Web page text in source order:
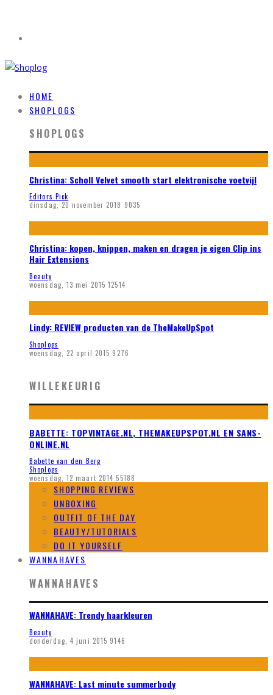
HOME
SHOPLOGS
SHOPLOGS
Christina: Scholl Velvet smooth start elektronische voetvijl
Editors Pick
dinsdag, 20 november 2018 9035
Christina: kopen, knippen, maken en dragen je eigen Clip ins
Hair Extensions
Beauty
woensdag, 13 mei 2015 12514
Lindy: REVIEW producten van de TheMakeUpSpot
Shoplogs
woensdag, 22 april 2015 9276
WILLEKEURIG
BABETTE: TOPVINTAGE.NL, THEMAKEUPSPOT.NL EN SANS-
ONLINE.NL
Babette van den Berg
Shoplogs
woensdag, 12 maart 2014 55188
SHOPPING REVIEWS
UNBOXING
OUTFIT OF THE DAY
BEAUTY/TUTORIALS
DO IT YOURSELF
WANNAHAVES
WANNAHAVES
WANNAHAVE: Trendy haarkleuren
Beauty
donderdag, 4 juni 2015 9146
WANNAHAVE: Last minute summerbody